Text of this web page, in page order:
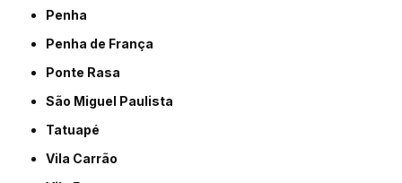
Penha
Penha de França
Ponte Rasa
São Miguel Paulista
Tatuapé
Vila Carrão